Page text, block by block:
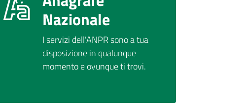
Nazionale
I servizi dell'ANPR sono a tua
disposizione in qualunque
momento e ovunque ti trovi.